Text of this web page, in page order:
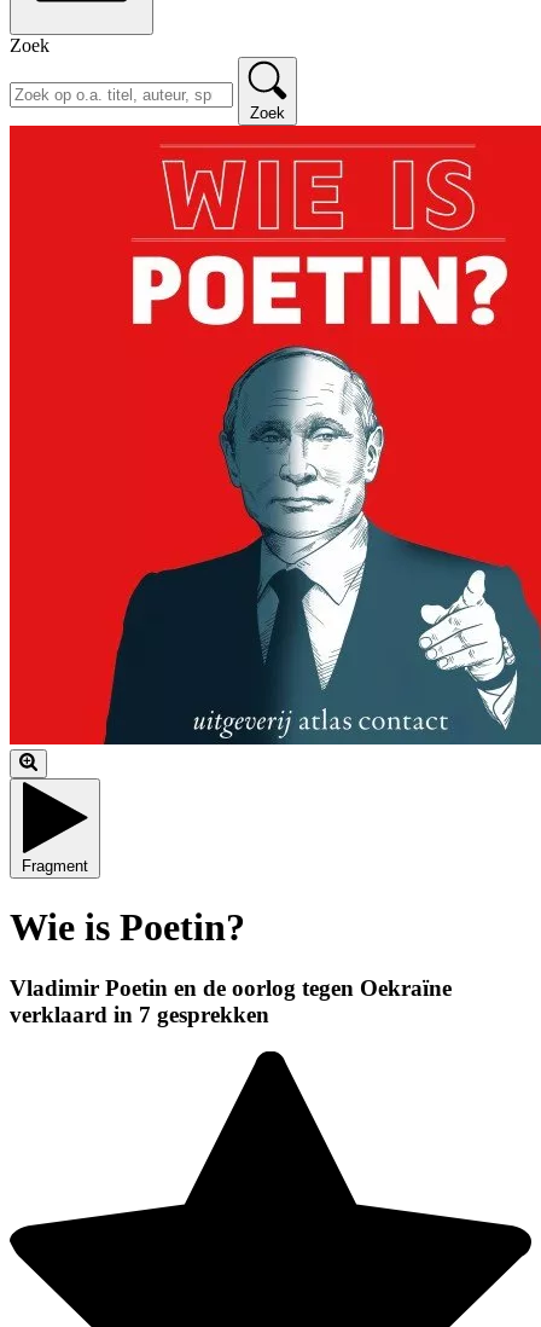
Zoek
Zoek
Fragment
Wie is Poetin?
Vladimir Poetin en de oorlog tegen Oekraïne
verklaard in 7 gesprekken